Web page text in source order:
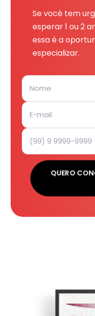
Se você tem
esperar 1 ou 2
essa é a
especializar.
QUERO